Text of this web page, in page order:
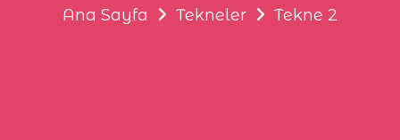
Ana Sayfa Tekneler Tekne 2